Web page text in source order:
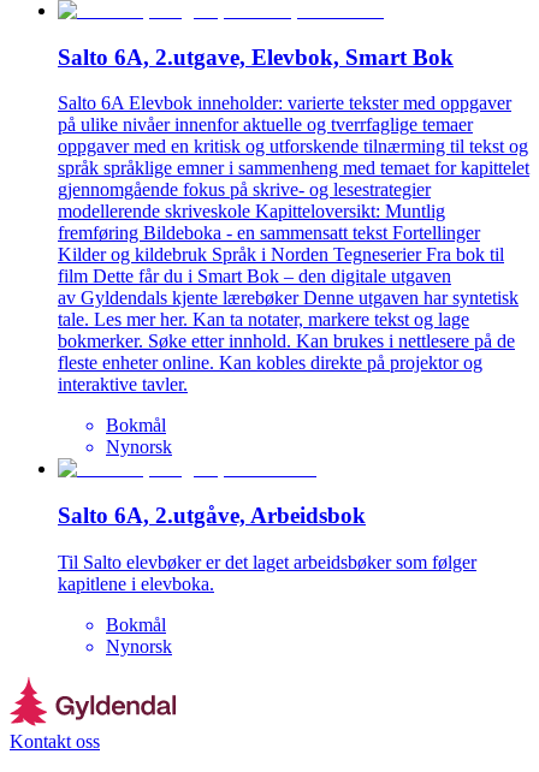
Salto 6A, 2.utgave, Elevbok, Smart Bok
Salto 6A Elevbok inneholder: varierte tekster med oppgaver
på ulike nivåer innenfor aktuelle og tverrfaglige temaer
oppgaver med en kritisk og utforskende tilnærming til tekst og
språk språklige emner i sammenheng med temaet for kapittelet
gjennomgående fokus på skrive- og lesestrategier
modellerende skriveskole Kapitteloversikt: Muntlig
fremføring Bildeboka - en sammensatt tekst Fortellinger
Kilder og kildebruk Språk i Norden Tegneserier Fra bok til
film Dette får du i Smart Bok – den digitale utgaven
av Gyldendals kjente lærebøker Denne utgaven har syntetisk
tale. Les mer her. Kan ta notater, markere tekst og lage
bokmerker. Søke etter innhold. Kan brukes i nettlesere på de
fleste enheter online. Kan kobles direkte på projektor og
interaktive tavler.
Bokmål
Nynorsk
Salto 6A, 2.utgåve, Arbeidsbok
Til Salto elevbøker er det laget arbeidsbøker som følger
kapitlene i elevboka.
Bokmål
Nynorsk
Kontakt oss